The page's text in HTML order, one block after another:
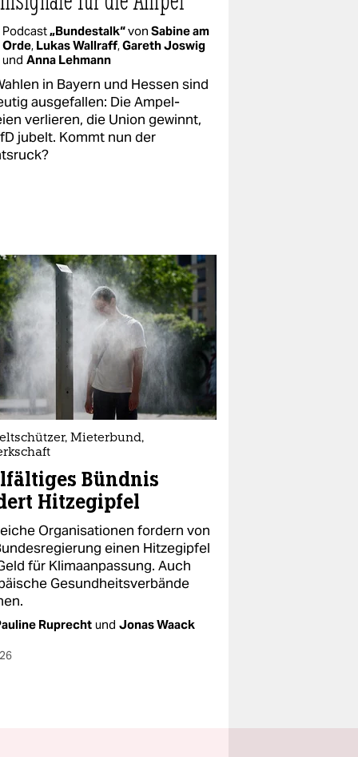
Podcast„Bundestalk“von Sabine am
Orde, Lukas Wallraff,Gareth Joswig
und Anna Lehmann
in Bayern und Hessen sind
ausgefallen: Die Ampel-
verlieren, die Union gewinnt,
jubelt. Kommt nun der
Mieterbund,
Bündnis
Hitzegipfel
Organisationen fordern von
einen Hitzegipfel
für Klimaanpassung. Auch
Gesundheitsverbände
Ruprecht und Jonas Waack